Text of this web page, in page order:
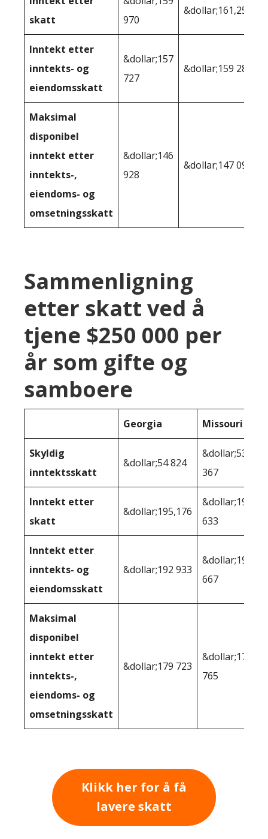
skatt
970
&dollar;161,252
Inntekt etter
inntekts- og
eiendomsskatt
&dollar;157
727
&dollar;159 286
Maksimal
disponibel
inntekt etter
inntekts-,
eiendoms- og
omsetningsskatt
&dollar;146
928
&dollar;147 092
Sammenligning
etter skatt ved å
tjene $250 000 per
år som gifte og
samboere
Georgia Missouri
Skyldig
inntektsskatt
&dollar;54 824
&dollar;53
367
Inntekt etter
skatt
&dollar;195,176
&dollar;196
633
Inntekt etter
inntekts- og
eiendomsskatt
&dollar;192 933
&dollar;194
667
Maksimal
disponibel
inntekt etter
inntekts-,
eiendoms- og
omsetningsskatt
&dollar;179 723
&dollar;179
765
Klikk her for å få
lavere skatt